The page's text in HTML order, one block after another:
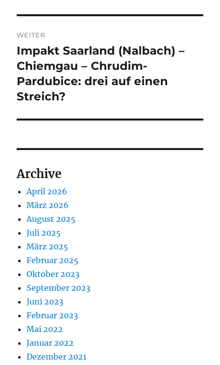
WEITER
Nächster
Beitrag:
Impakt Saarland (Nalbach) –
Chiemgau – Chrudim-
Pardubice: drei auf einen
Streich?
Archive
April 2026
März 2026
August 2025
Juli 2025
März 2025
Februar 2025
Oktober 2023
September 2023
Juni 2023
Februar 2023
Mai 2022
Januar 2022
Dezember 2021